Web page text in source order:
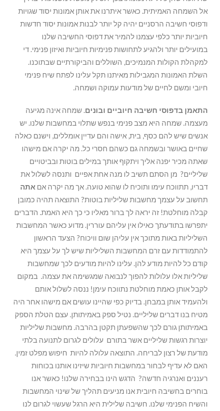
אל השמחה האמיתית. כאשר איתרנו את אותן אמונות יסוד שגויות
ודפוסי חשיבה הרסניים יהיה קל יותר לבנות אמונות יסוד חדשות
חיוביות יותר כלפי עצמנו להמיר את דפוסי החשיבה שלנו
במועילים יותר ולהגיע לתחושות פנימיות חיוביות ואיזון פנימי. די
למקהלת הקולות המנמיכים, השוללים והביקורתיים שבתוכנו.
השלת האמונות המגבילות מאיתנו תקל עלינו לפתח שיח פנימי
חיובי ומשם לחיים של מודעות עמוקה ושמחה.
התאמן בדפוסי חשיבה חיוביים ובונים. שמחה אינה מגיעה
מעצמה. שמחה היא מצב פנימי בנפש שתלוי במחשבות שלנו. יש
אנשים שיש להם כסף, בית, אישה והם עדיין אומללים, וישנם כאלה
שחיים באושר ובשמחה גם כשהם חסרי כל. מה יקרה אם מישהו
שאתה מכיר יפנה אליך ויתקוף אותך במילים בוטות ובביטויים
שליליים? מן הסתם תשיב לו מנה אחת אפיים ותנסה לשלול את
דבריו, תתווכח עימו ותוכיח לו שהוא טועה. אך מה יקרה אם אתה
תחשוב על עצמך מחשבות שליליות בוטות? התוצאה תהיה כמובן
קבלה מוחלטת! זה יראה לך ברור מאליו כי כך היא האמת. הדברים
יתפרשו בתודעתך כאילו אין עליהם עוררין. מדוע כאשר המחשבות
השליליות באות מתוכך אין עליהן שום וויכוח? הצעד הראשון
להתמודדות עם זרם המחשבות השליליות שיש לך על עצמך היא
קודם כל להיות מודע להן. עלינו להיות מודעים לכך שמחשבות
שליליות אלו עלולות להפוך לנבואה שמגשימה את עצמה. במקום
לקבל אותן כאמת מוחלטת נתווכח עימן! ננסה לשלול אותם
ולהעמיד אותן במבחן. בדיוק כפי שהיינו עושים אם מישהו אחר היה
מטיח בנו דברים שליליים. נטיל ספק באמיתותן. עצם הטלת הספק
באמיתותן גורם לכך שהשפעתן תקטן בהרבה. מחשבות שליליות
יוצרות רגשות שליליים אשר בתורם עלולים לגרום לתנועה בלתי
מודעת של רצון לבריחה. התוצאה עלולה להיות חיפוש מפלט זמין.
האם לא עדיף לבחור במחשבות חיוביות שיזינו אותנו בכוחות
רעננים ואנרגיה חדשה? הדגש הינו בבחירה שלנו! כאשר אנו
בוחרים בחשיבה חיובית אנו מניעים תהליך של שינוי המחשבות
והשיח הפנימי שלנו. חשיבה שלילית היא הרגל שעשוי לגרום לנו